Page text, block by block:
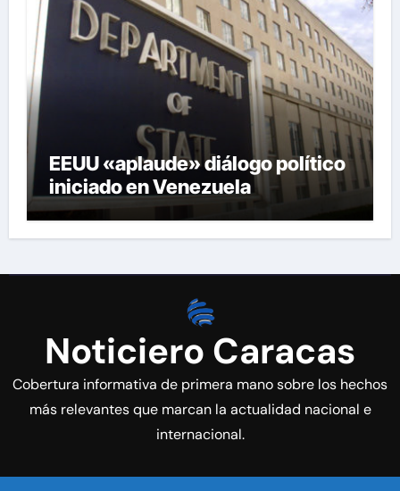
EEUU «aplaude» diálogo político
iniciado en Venezuela
Noticiero Caracas
Cobertura informativa de primera mano sobre los hechos
más relevantes que marcan la actualidad nacional e
internacional.